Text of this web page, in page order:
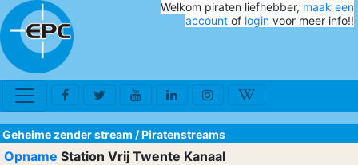
Welkom piraten liefhebber, maak een
account of login voor meer info!!
Geheime zender stream /Piratenstreams
Opname Station Vrij Twente Kanaal